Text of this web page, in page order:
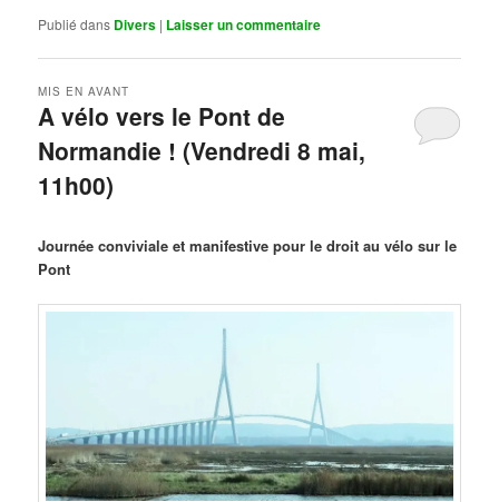
Publié dans Divers | Laisser un commentaire
A vélo vers le Pont de
Normandie ! (Vendredi 8 mai,
11h00)
MIS EN AVANT
Journée conviviale et manifestive pour le droit au vélo sur le
Pont